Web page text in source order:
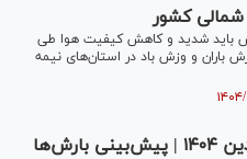
کشور
باید شدید و کاهش کیفیت هوا طی
باران و وزش باد در استان‌های نیمه
وضعیت آب‌وهوای امروز ۱ فروردین‌ ۱۴۰۴ | پیش‌بینی بارش‌ها